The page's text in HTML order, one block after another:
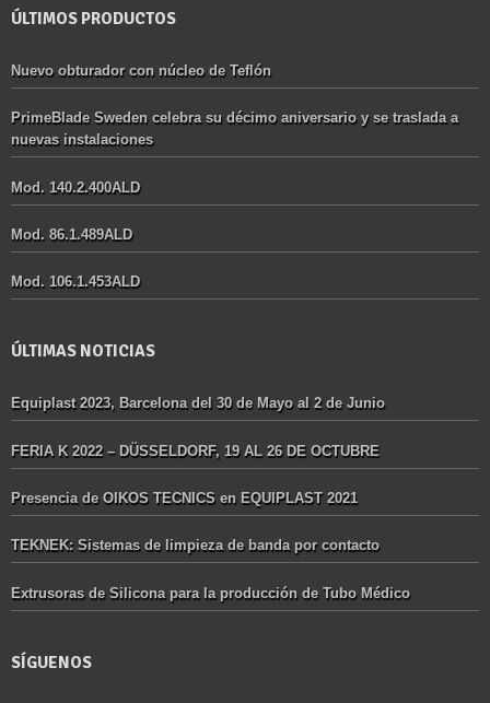
ÚLTIMOS PRODUCTOS
Nuevo obturador con núcleo de Teflón
PrimeBlade Sweden celebra su décimo aniversario y se traslada a
nuevas instalaciones
Mod. 140.2.400ALD
Mod. 86.1.489ALD
Mod. 106.1.453ALD
ÚLTIMAS NOTICIAS
Equiplast 2023, Barcelona del 30 de Mayo al 2 de Junio
FERIA K 2022 – DÜSSELDORF, 19 AL 26 DE OCTUBRE
Presencia de OIKOS TECNICS en EQUIPLAST 2021
TEKNEK: Sistemas de limpieza de banda por contacto
Extrusoras de Silicona para la producción de Tubo Médico
SÍGUENOS